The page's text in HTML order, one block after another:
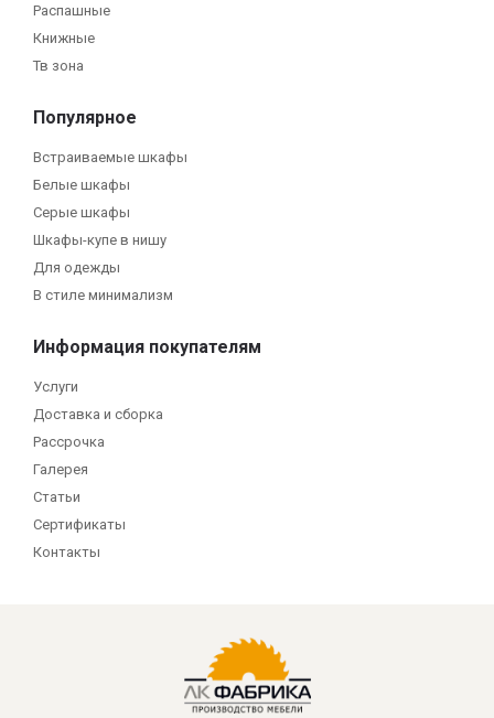
Распашные
Книжные
Тв зона
Популярное
Встраиваемые шкафы
Белые шкафы
Серые шкафы
Шкафы-купе в нишу
Для одежды
В стиле минимализм
Информация покупателям
Услуги
Доставка и сборка
Рассрочка
Галерея
Статьи
Сертификаты
Контакты